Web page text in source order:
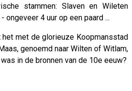
stammen: Slaven en Wileten
ongeveer 4 uur op een paard ...
met de glorieuze Koopmansstad
genoemd naar Wilten of Witlam,
in de bronnen van de 10e eeuw?